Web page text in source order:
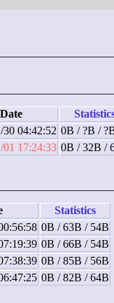
Date
30 04:42:52 0B / ?B /
01 17:24:33 0B / 32B /
Statistics
0B / 63B / 54B
0B / 66B / 54B
0B / 85B / 56B
0B / 82B / 64B